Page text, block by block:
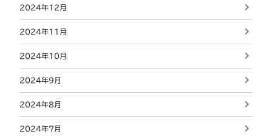
2024年12月
2024年11月
2024年10月
2024年9月
2024年8月
2024年7月